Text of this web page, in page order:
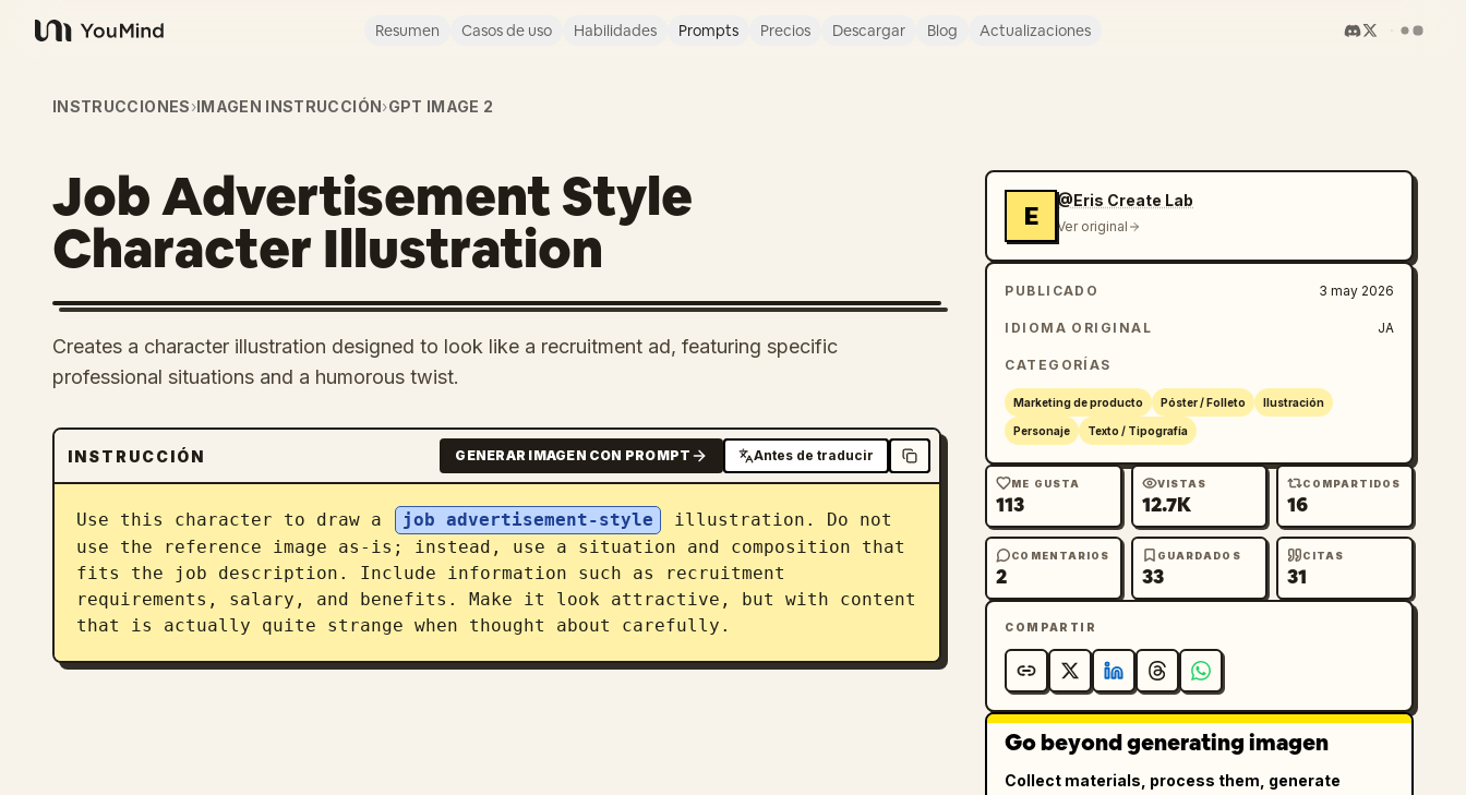
YouMind
Resumen Casos de uso Habilidades Prompts Precios Descargar Blog Actualizaciones
INSTRUCCIONES›IMAGEN INSTRUCCIÓN›GPT IMAGE 2
Job Advertisement Style
Character Illustration
Creates a character illustration designed to look like a recruitment ad, featuring specific
professional situations and a humorous twist.
INSTRUCCIÓN GENERAR IMAGEN CON PROMPT Antes de traducir
Use this character to draw a job advertisement-style
illustration. Do not
use the reference image as-is; instead, use a situation and composition that
fits the job description. Include information such as recruitment
requirements, salary, and benefits. Make it look attractive, but with content
that is actually quite strange when thought about carefully.
E
@Eris Create Lab
Ver original
PUBLICADO 3 may 2026
IDIOMA ORIGINAL JA
CATEGORÍAS
Marketing de producto Póster / Folleto Ilustración
Personaje Texto / Tipografía
ME GUSTA
113
VISTAS
12.7K
COMPARTIDOS
16
COMENTARIOS
2
GUARDADOS
33
CITAS
31
COMPARTIR
Go beyond generating imagen
Collect materials, process them, generate